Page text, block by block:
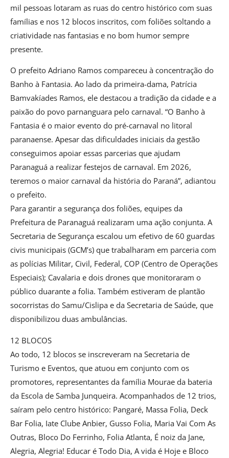
mil pessoas lotaram as ruas do centro histórico com suas
famílias e nos 12 blocos inscritos, com foliões soltando a
criatividade nas fantasias e no bom humor sempre
presente.
O prefeito Adriano Ramos compareceu à concentração do
Banho à Fantasia. Ao lado da primeira-dama, Patrícia
Bamvakíades Ramos, ele destacou a tradição da cidade e a
paixão do povo parnanguara pelo carnaval. “O Banho à
Fantasia é o maior evento do pré-carnaval no litoral
paranaense. Apesar das dificuldades iniciais da gestão
conseguimos apoiar essas parcerias que ajudam
Paranaguá a realizar festejos de carnaval. Em 2026,
teremos o maior carnaval da história do Paraná”, adiantou
o prefeito.
Para garantir a segurança dos foliões, equipes da
Prefeitura de Paranaguá realizaram uma ação conjunta. A
Secretaria de Segurança escalou um efetivo de 60 guardas
civis municipais (GCM’s) que trabalharam em parceria com
as polícias Militar, Civil, Federal, COP (Centro de Operações
Especiais); Cavalaria e dois drones que monitoraram o
público duarante a folia. Também estiveram de plantão
socorristas do Samu/Cislipa e da Secretaria de Saúde, que
disponibilizou duas ambulâncias.
12 BLOCOS
Ao todo, 12 blocos se inscreveram na Secretaria de
Turismo e Eventos, que atuou em conjunto com os
promotores, representantes da família Mourae da bateria
da Escola de Samba Junqueira. Acompanhados de 12 trios,
saíram pelo centro histórico: Pangaré, Massa Folia, Deck
Bar Folia, Iate Clube Anbier, Gusso Folia, Maria Vai Com As
Outras, Bloco Do Ferrinho, Folia Atlanta, É noiz da Jane,
Alegria, Alegria! Educar é Todo Dia, A vida é Hoje e Bloco